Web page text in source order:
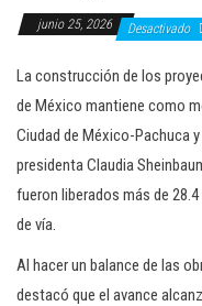
junio 25, 2026 Desactivado
La construcción de los
de México mantiene como
Ciudad de México-Pachuca
presidenta Claudia
fueron liberados más de
de vía.
Al hacer un balance de las
destacó que el avance